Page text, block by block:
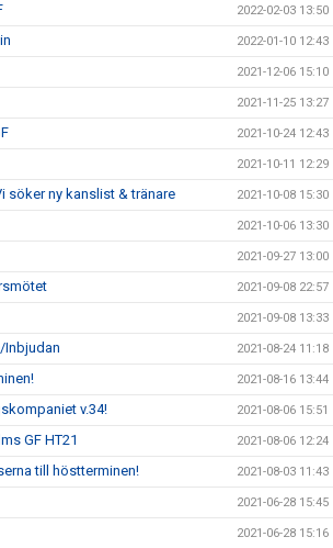
2022-02-03 13:50
2022-01-10 12:43
2021-12-06 15:10
2021-11-25 13:27
2021-10-24 12:43
2021-10-11 12:29
söker ny kanslist & tränare 2021-10-08 15:30
2021-10-06 13:30
2021-09-27 13:00
2021-09-08 22:57
2021-09-08 13:33
Inbjudan 2021-08-24 11:18
2021-08-16 13:44
v.34! 2021-08-06 15:51
GF HT21 2021-08-06 12:24
till höstterminen! 2021-08-03 11:43
2021-06-28 15:45
2021-06-28 15:16